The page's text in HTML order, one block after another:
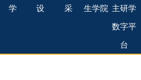
学
设
采
生学院 主研学
数字平
台